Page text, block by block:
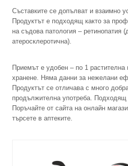
Съставките се допълват и взаимно
Продуктът е подходящ както за
на съдова патология – ретинопатия
атеросклеротична).
Приемът е удобен – по 1 растителна
хранене. Няма данни за нежелани
Продуктът се отличава с много
продължителна употреба. Подходящ
Поръчайте от сайта на онлайн
търсете в аптеките.